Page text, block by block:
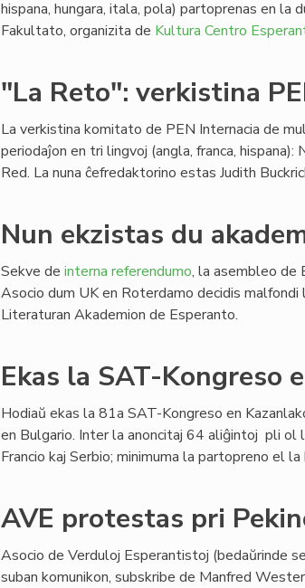
hispana, hungara, itala, pola) partoprenas en la
Fakultato, organizita de Kultura Centro
"La Reto": verkistina
La verkistina komitato de PEN Internacia de
periodaĵon en tri lingvoj (angla, franca,
Red. La nuna ĉefredaktorino estas Judith
Nun ekzistas du
Sekve de interna referendumo, la asembleo de
Asocio dum UK en Roterdamo decidis malfondi
Literaturan Akademion de Esperanto.
Ekas la SAT-Kongreso
Hodiaŭ ekas la 81a SAT-Kongreso en
en Bulgario. Inter la anoncitaj 64 aliĝintoj pli ol
Francio kaj Serbio; minimuma la partopreno el
AVE protestas pri
Asocio de Verduloj Esperantistoj (bedaŭrinde
suban komunikon, subskribe de Manfred